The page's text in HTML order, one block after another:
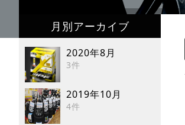
月別アーカイブ
2020年8月
3件
2019年10月
4件